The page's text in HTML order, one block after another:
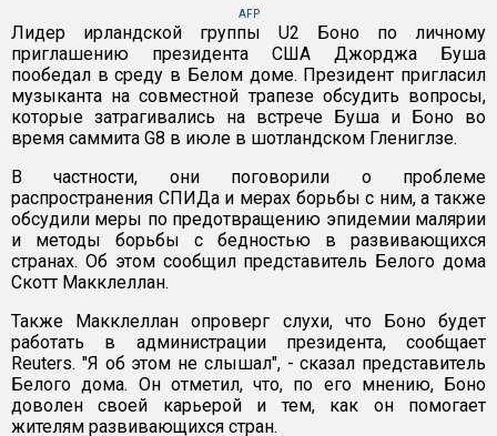
AFP
Лидер ирландской группы U2 Боно по личному
приглашению президента США Джорджа Буша
пообедал в среду в Белом доме. Президент пригласил
музыканта на совместной трапезе обсудить вопросы,
которые затрагивались на встрече Буша и Боно во
время саммита G8 в июле в шотландском Глениглзе.
В частности, они поговорили о проблеме
распространения СПИДа и мерах борьбы с ним, а также
обсудили меры по предотвращению эпидемии малярии
и методы борьбы с бедностью в развивающихся
странах. Об этом сообщил представитель Белого дома
Скотт Макклеллан.
Также Макклеллан опроверг слухи, что Боно будет
работать в администрации президента, сообщает
Reuters. "Я об этом не слышал", - сказал представитель
Белого дома. Он отметил, что, по его мнению, Боно
доволен своей карьерой и тем, как он помогает
жителям развивающихся стран.